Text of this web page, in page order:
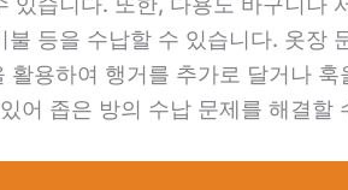
등을 수납할 수 있습니다. 옷장
용하여 행거를 추가로 달거나
어 좁은 방의 수납 문제를 해결할